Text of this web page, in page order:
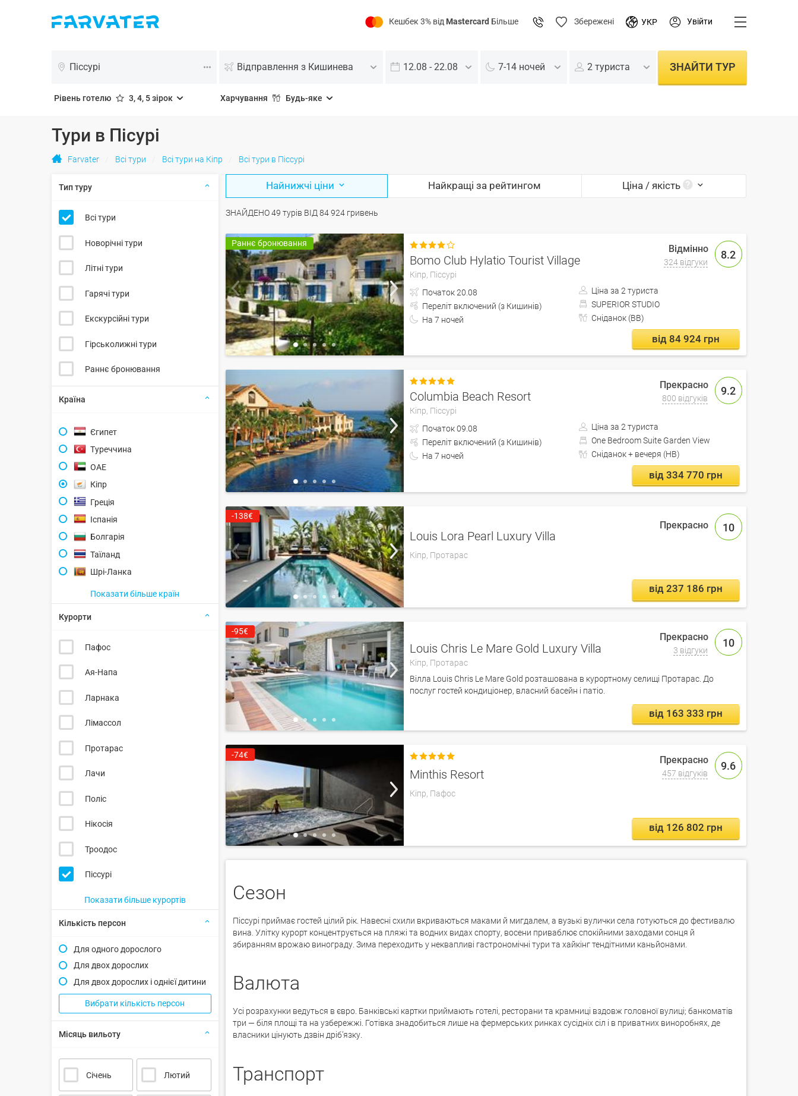
Кешбек 3% від Mastercard Більше Збережені УКР Увійти
Піссурі Відправлення з Кишинева 12.08 - 22.08 7-14 ночей 2 туриста
Рівень готелю 3, 4, 5 зірок Харчування Будь-яке
ЗНАЙТИ ТУР
Тури в Пісурі
Farvater Всі тури Всі тури на Кіпр Всі тури в Піссурі
Найнижчі ціни Найкращі за рейтингом Ціна / якість
ЗНАЙДЕНО49 турів ВІД 84 924 гривень
Тип туру
Всі тури
Новорічні тури
Літні тури
Гарячі тури
Екскурсійні тури
Гірськолижні тури
Раннє бронювання
Країна
Єгипет
Туреччина
ОАЕ
Кіпр
Греція
Іспанія
Болгарія
Таїланд
Шрі-Ланка
Показати більше країн
Курорти
Пафос
Ая-Напа
Ларнака
Лімассол
Протарас
Лачи
Поліс
Нікосія
Троодос
Піссурі
Показати більше курортів
Кількість персон
Для одного дорослого
Для двох дорослих
Для двох дорослих і однієї дитини
Вибрати кількість персон
Місяць вильоту
Січень Лютий
Раннє бронювання
8.2
324 відгуки

Bomo Club Hylatio Tourist Village
Кіпр, Піссурі
Початок20.08
Переліт включений (з Кишинів)
На7 ночей
Ціна за 2 туриста
SUPERIOR STUDIO
Сніданок (BB)
від 84 924 грн
9.2
800 відгуків

Columbia Beach Resort
Кіпр, Піссурі
Початок09.08
Переліт включений (з Кишинів)
На7 ночей
Ціна за 2 туриста
One Bedroom Suite Garden View
Сніданок + вечеря (HB)
від 334 770 грн
-138€
10
Louis Lora Pearl Luxury Villa
Кіпр, Протарас
від 237 186 грн
-95€
10
3 відгуки
Louis Chris Le Mare Gold Luxury Villa
Кіпр, Протарас
Вілла Louis Chris Le Mare Gold розташована в курортному селищі Протарас. До
послуг гостей кондиціонер, власний басейн і патіо.
від 163 333 грн
-74€
9.6
457 відгуків

Minthis Resort
Кіпр, Пафос
від 126 802 грн
Сезон
Піссурі приймає гостей цілий рік. Навесні схили вкриваються маками й мигдалем, а вузькі вулички села готуються до фестивалю
вина. Улітку курорт концентрується на пляжі та водних видах спорту, восени приваблює спокійними заходами сонця й
збиранням врожаю винограду. Зима переходить у неквапливі гастрономічні тури та хайкінг тендітними каньйонами.
Валюта
Усі розрахунки ведуться в євро. Банківські картки приймають готелі, ресторани та крамниці вздовж головної вулиці; банкоматів
три — біля площі та на узбережжі. Готівка знадобиться лише на фермерських ринках сусідніх сіл і в приватних виноробнях, де
власники цінують дзвін дріб’язку.
Транспорт